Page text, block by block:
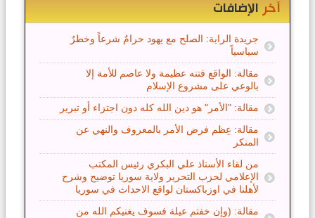
آخر الإضافات
جريدة الراية: الصلح مع يهود حرامٌ شرعاً وخطرٌ
سياسياً
مقالة: الواقع فتنه عظيمة ولا عاصم للأمة إلا
بالوعي على مشروع الإسلام
مقالة: "الأمر" هو دين الله كله دون اجتزاء أو تبرير
مقالة: عِظم فرض الأمر بالمعروف والنهي عن
المنكر
من لقاء الأستاذ علي البكري رئيس المكتب
الإعلامي لحزب التحرير ولاية سوريا توضيح وشرح
لأهلنا في اوزباكستان لواقع الاحداث في سوريا
مقالة: (وإن خفتم عيلة فسوف يغنيكم الله من